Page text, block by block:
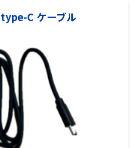
C ケーブル